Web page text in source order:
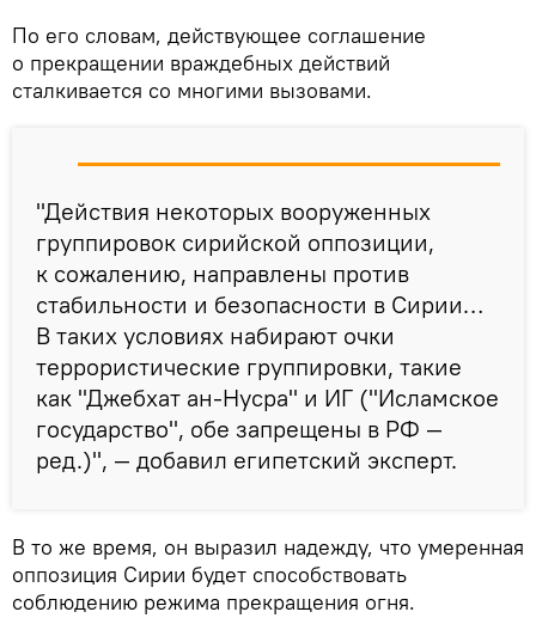
По его словам, действующее соглашение
о прекращении враждебных действий
сталкивается со многими вызовами.
"Действия некоторых вооруженных
группировок сирийской оппозиции,
к сожалению, направлены против
стабильности и безопасности в Сирии…
В таких условиях набирают очки
террористические группировки, такие
как "Джебхат ан-Нусра" и ИГ ("Исламское
государство", обе запрещены в РФ —
ред.)", — добавил египетский эксперт.
В то же время, он выразил надежду, что умеренная
оппозиция Сирии будет способствовать
соблюдению режима прекращения огня.